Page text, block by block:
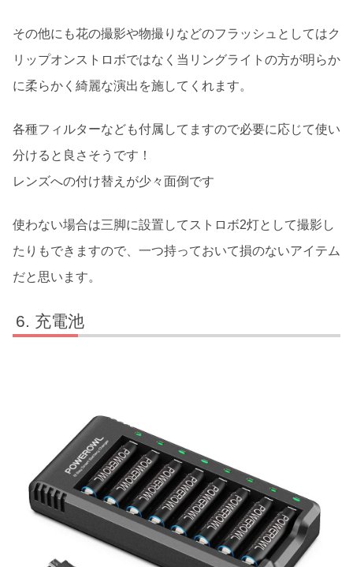
その他にも花の撮影や物撮りなどのフラッシュとしてはク
リップオンストロボではなく当リングライトの方が明らか
に柔らかく綺麗な演出を施してくれます。
各種フィルターなども付属してますので必要に応じて使い
分けると良さそうです！
レンズへの付け替えが少々面倒です
使わない場合は三脚に設置してストロボ2灯として撮影し
たりもできますので、一つ持っておいて損のないアイテム
だと思います。
充電池